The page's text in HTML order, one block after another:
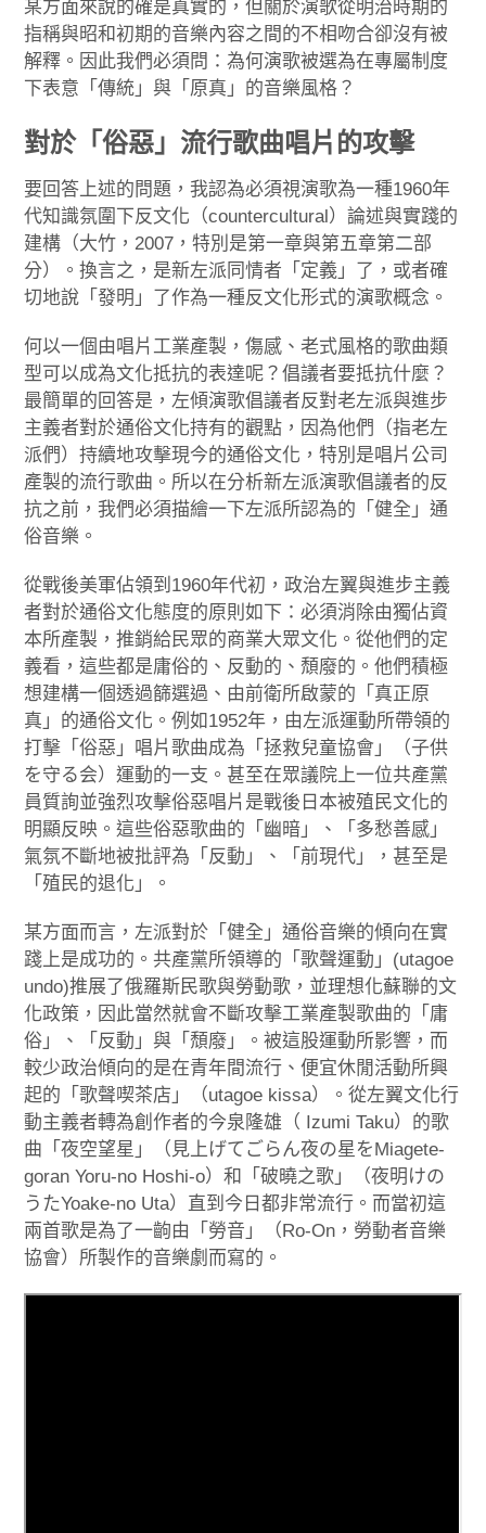
某方面來說的確是真實的，但關於演歌從明治時期的
指稱與昭和初期的音樂內容之間的不相吻合卻沒有被
解釋。因此我們必須問：為何演歌被選為在專屬制度
下表意「傳統」與「原真」的音樂風格？
對於「俗惡」流行歌曲唱片的攻擊
要回答上述的問題，我認為必須視演歌為一種1960年
代知識氛圍下反文化（countercultural）論述與實踐的
建構（大竹，2007，特別是第一章與第五章第二部
分）。換言之，是新左派同情者「定義」了，或者確
切地說「發明」了作為一種反文化形式的演歌概念。
何以一個由唱片工業產製，傷感、老式風格的歌曲類
型可以成為文化抵抗的表達呢？倡議者要抵抗什麼？
最簡單的回答是，左傾演歌倡議者反對老左派與進步
主義者對於通俗文化持有的觀點，因為他們（指老左
派們）持續地攻擊現今的通俗文化，特別是唱片公司
產製的流行歌曲。所以在分析新左派演歌倡議者的反
抗之前，我們必須描繪一下左派所認為的「健全」通
俗音樂。
從戰後美軍佔領到1960年代初，政治左翼與進步主義
者對於通俗文化態度的原則如下：必須消除由獨佔資
本所產製，推銷給民眾的商業大眾文化。從他們的定
義看，這些都是庸俗的、反動的、頹廢的。他們積極
想建構一個透過篩選過、由前衛所啟蒙的「真正原
真」的通俗文化。例如1952年，由左派運動所帶領的
打擊「俗惡」唱片歌曲成為「拯救兒童協會」（子供
を守る会）運動的一支。甚至在眾議院上一位共產黨
員質詢並強烈攻擊俗惡唱片是戰後日本被殖民文化的
明顯反映。這些俗惡歌曲的「幽暗」、「多愁善感」
氣氛不斷地被批評為「反動」、「前現代」，甚至是
「殖民的退化」。
某方面而言，左派對於「健全」通俗音樂的傾向在實
踐上是成功的。共產黨所領導的「歌聲運動」(utagoe
undo)推展了俄羅斯民歌與勞動歌，並理想化蘇聯的文
化政策，因此當然就會不斷攻擊工業產製歌曲的「庸
俗」、「反動」與「頹廢」。被這股運動所影響，而
較少政治傾向的是在青年間流行、便宜休閒活動所興
起的「歌聲喫茶店」（utagoe kissa）。從左翼文化行
動主義者轉為創作者的今泉隆雄（ Izumi Taku）的歌
曲「夜空望星」（見上げてごらん夜の星をMiagete-
goran Yoru-no Hoshi-o）和「破曉之歌」（夜明けの
うたYoake-no Uta）直到今日都非常流行。而當初這
兩首歌是為了一齣由「勞音」（Ro-On，勞動者音樂
協會）所製作的音樂劇而寫的。